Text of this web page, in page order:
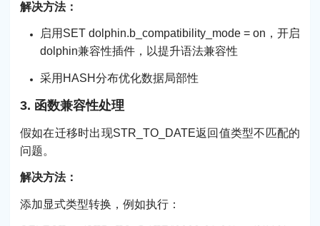
解决方法：
启用SET dolphin.b_compatibility_mode = on，开启
dolphin兼容性插件，以提升语法兼容性
采用HASH分布优化数据局部性
3. 函数兼容性处理
假如在迁移时出现STR_TO_DATE返回值类型不匹配的
问题。
解决方法：
添加显式类型转换，例如执行：